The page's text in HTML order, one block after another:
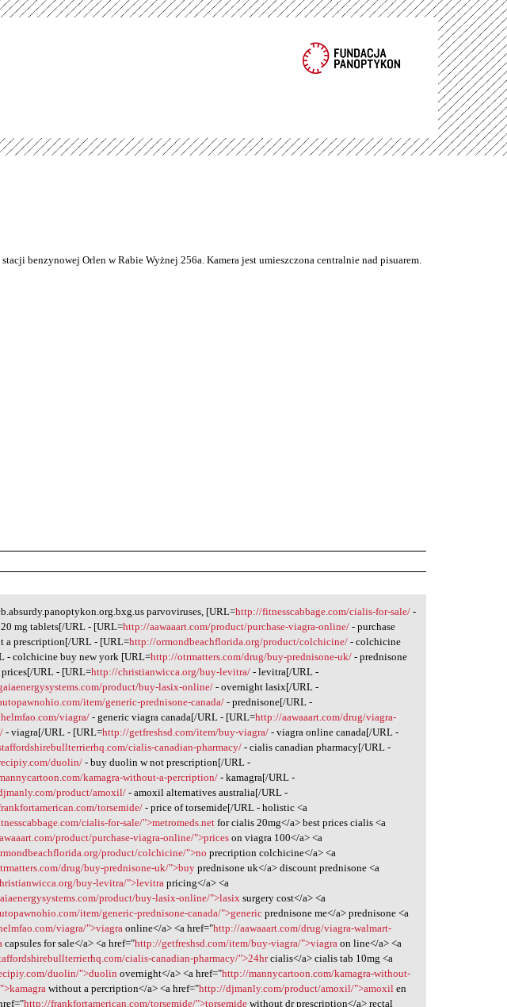
benzynowej Orlen w Rabie Wyżnej 256a. Kamera jest umieszczona centralnie nad pisuarem.
parvoviruses, [URL=http://fitnesscabbage.com/cialis-for-sale/ -
mg tablets[/URL - [URL=http://aawaaart.com/product/purchase-viagra-online/ - purchase
a prescription[/URL - [URL=http://ormondbeachflorida.org/product/colchicine/ - colchicine
- colchicine buy new york [URL=http://otrmatters.com/drug/buy-prednisone-uk/ - prednisone
prices[/URL - [URL=http://christianwicca.org/buy-levitra/ - levitra[/URL -
product/buy-lasix-online/ - overnight lasix[/URL -
item/generic-prednisone-canada/- prednisone[/URL -
viagra/- generic viagra canada[/URL - [URL=http://aawaaart.com/drug/viagra-
- viagra[/URL - [URL=http://getfreshsd.com/item/buy-viagra/ - viagra online canada[/URL -
cialis-canadian-pharmacy/- cialis canadian pharmacy[/URL -
duolin/ - buy duolin w not prescription[/URL -
kamagra-without-a-percription/ - kamagra[/URL -
product/amoxil/- amoxil alternatives australia[/URL -
torsemide/ - price of torsemide[/URL - holistic <a
cialis-for-sale/">metromeds.net for cialis 20mg</a> best prices cialis <a
product/purchase-viagra-online/">prices on viagra 100</a> <a
product/colchicine/">no precription colchicine</a> <a
drug/buy-prednisone-uk/">buy prednisone uk</a> discount prednisone <a
buy-levitra/">levitrapricing</a> <a
product/buy-lasix-online/">lasixsurgery cost</a> <a
item/generic-prednisone-canada/">generic prednisone me</a> prednisone <a
viagra/">viagraonline</a> <a href="http://aawaaart.com/drug/viagra-walmart-
capsules for sale</a> <a href="http://getfreshsd.com/item/buy-viagra/">viagra on line</a> <a
cialis-canadian-pharmacy/">24hrcialis</a> cialis tab 10mg <a
duolin/">duolin overnight</a> <a href="http://mannycartoon.com/kamagra-without-
without a percription</a> <a href="http://djmanly.com/product/amoxil/">amoxil en
http://frankfortamerican.com/torsemide/">torsemide without dr prescription</a> rectal